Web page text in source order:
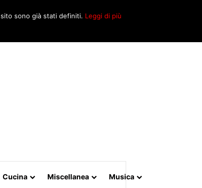
Cucina Miscellanea Musica
sono già stati definiti. Leggi di più